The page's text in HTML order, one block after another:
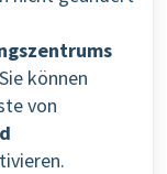
Sie können
von